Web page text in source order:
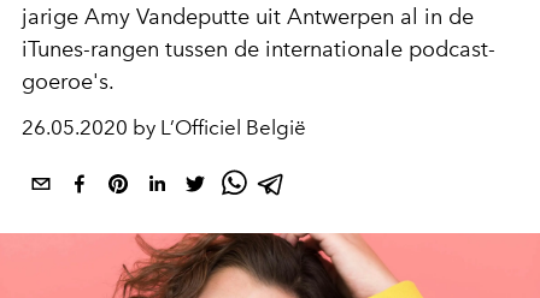
jarige Amy Vandeputte uit Antwerpen al in de
iTunes-rangen tussen de internationale podcast-
goeroe's.
26.05.2020 by L’Officiel België